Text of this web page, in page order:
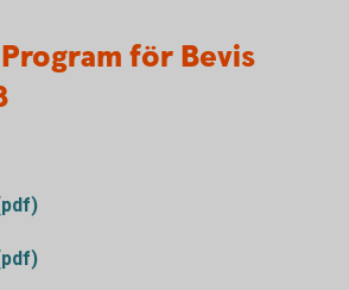
för Bevis